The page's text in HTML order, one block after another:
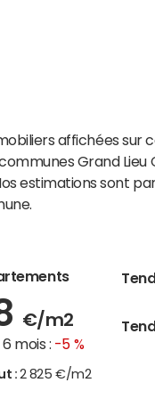
affichées
Grand Lieu
estimations sont
€/m2
mois : -5 %
: 2 825 €/m2